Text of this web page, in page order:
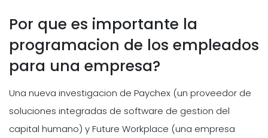
Por que es importante la
programacion de los empleados
para una empresa?
Una nueva investigacion de Paychex (un proveedor de
soluciones integradas de software de gestion del
capital humano) y Future Workplace (una empresa